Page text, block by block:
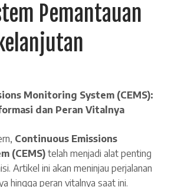
Pemantauan
Monitoring System (CEMS):
dan Peran Vitalnya
Continuous Emissions
(CEMS)telah menjadi alat penting
Artikel ini akan meninjau perjalanan
hingga peran vitalnya saat ini.